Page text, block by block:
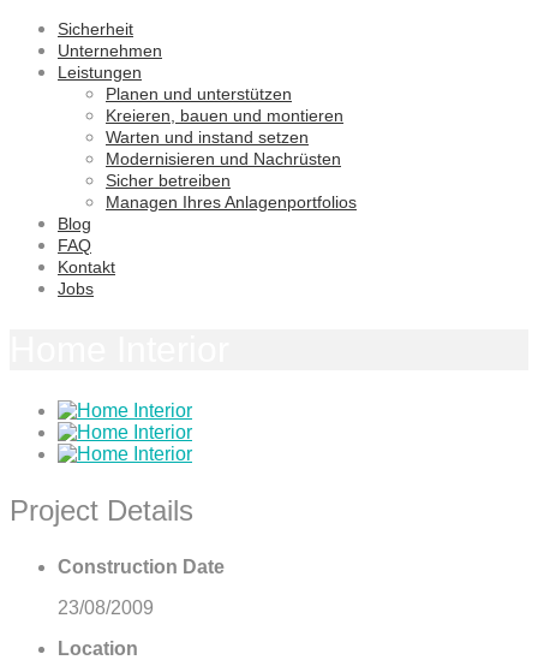
Sicherheit
Unternehmen
Leistungen
Planen und unterstützen
Kreieren, bauen und montieren
Warten und instand setzen
Modernisieren und Nachrüsten
Sicher betreiben
Managen Ihres Anlagenportfolios
Blog
FAQ
Kontakt
Jobs
Project Details
Construction Date
23/08/2009
Location